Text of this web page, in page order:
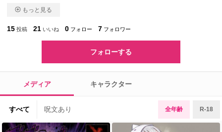
もっと見る
15 投稿 21 いいね 0 フォロー 7 フォロワー
フォローする
メディア キャラクター
すべて 呪文あり 全年齢 R-18